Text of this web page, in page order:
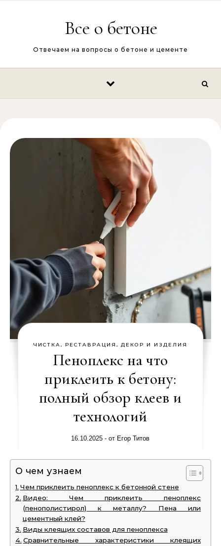
Все о бетоне
Отвечаем на вопросы о бетоне и цементе
ЧИСТКА, РЕСТАВРАЦИЯ, ДЕКОР И ИЗДЕЛИЯ
Пеноплекс на что
приклеить к бетону:
полный обзор клеев и
технологий
16.10.2025 - от Егор Титов
О чем узнаем
Чем приклеить пеноплекс к бетонной стене
Видео: Чем приклеить пеноплекс
(пенополистирол) к металлу? Пена или
цементный клей?
Виды клеящих составов для пеноплекса
Сравнительные характеристики клеящих